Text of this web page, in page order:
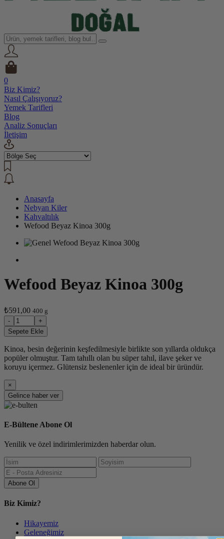
0
Biz Kimiz?
Nasıl Çalışıyoruz?
Yemek Tarifleri
Blog
Analiz Sonuçları
İletişim
Anasayfa
Nebyan Kiler
Kahvaltılık
Wefood Beyaz Kinoa 300g
Wefood Beyaz Kinoa 300g
₺591,00 400 g
-
+
Sepete Ekle
Kinoa, besin değerinin keşfedilmesiyle birlikte son yıllarda oldukça
popüler olmuştur. Tam tahıllı olan bu süper tahıl, ilave şeker ve
koruyu içermez. Glütensiz beslenenler için de ideal bir üründür.
×
Gelince haber ver
E-Bültene Abone Ol
Yenilik ve özel indirimlerimizden haberdar olun.
Abone Ol
Biz Kimiz?
Hikayemiz
Geleneğimiz